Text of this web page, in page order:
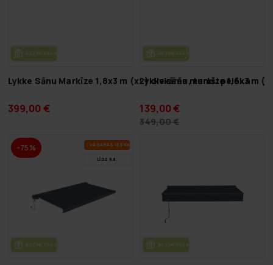
BEZ­MAK­SAS PIE­GĀ­DE
Lykke Sānu Markīze 1,8x3 m (x2) divkārša, tumši pelēka
399,00 €
BEZ­MAK­SAS PIE­GĀ­DE
Lykke sānu markīze 1,6x3 m
139,00 €
349,00 €
-75% VA­SA­RAS IZ­SKA­ŅA
LĪDZ 9.8.
BEZ­MAK­SAS PIE­GĀ­DE BEZ­MAK­SAS PIE­GĀ­DE